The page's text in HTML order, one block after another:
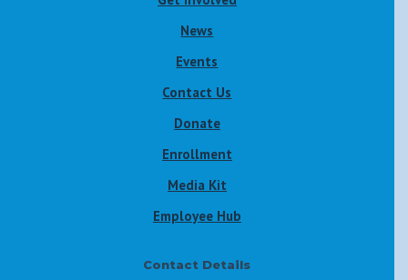
News
Events
Contact Us
Donate
Enrollment
Media Kit
Employee Hub
Contact Details